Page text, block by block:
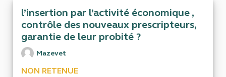
l’insertion par l’activité économique ,
contrôle des nouveaux prescripteurs,
garantie de leur probité ?
Mazevet
NON RETENUE